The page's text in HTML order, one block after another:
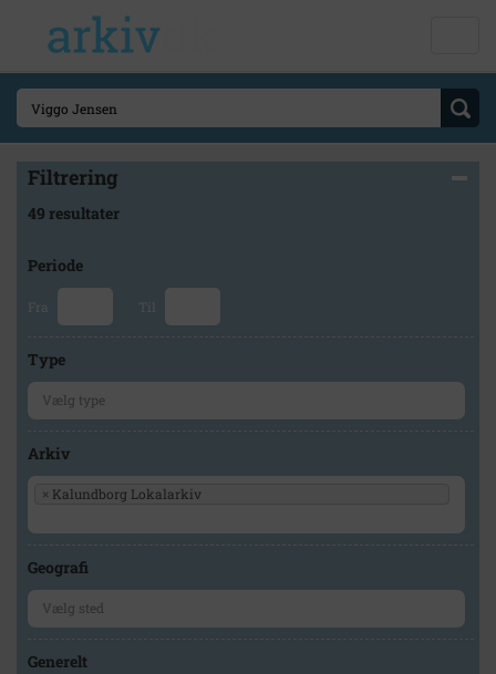
Filtrering
49 resultater
Periode
Fra Til
Type
Arkiv
× Kalundborg Lokalarkiv
Geografi
Generelt